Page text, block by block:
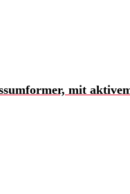
mit